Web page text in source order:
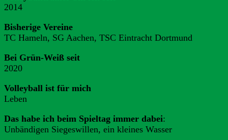
2014
Bisherige Vereine
TC Hameln, SG Aachen, TSC Eintracht Dortmund
Bei Grün-Weiß seit
2020
Volleyball ist für mich
Leben
Das habe ich beim Spieltag immer dabei:
Unbändigen Siegeswillen, ein kleines Wasser